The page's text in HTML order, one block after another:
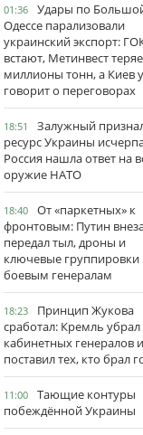
01:36
Удары по
Одессе парализовали
украинский экспорт:
встают, Метинвест
миллионы тонн, а Киев
говорит о переговорах
18:51
Залужный
ресурс Украины
Россия нашла ответ на
оружие НАТО
18:40
От «паркетных» к
фронтовым: Путин
передал тыл, дроны и
ключевые группировки
боевым генералам
18:23
Принцип Жукова
сработал: Кремль убрал
кабинетных генералов и
поставил тех, кто брал
11:00
Тающие контуры
побеждённой Украины